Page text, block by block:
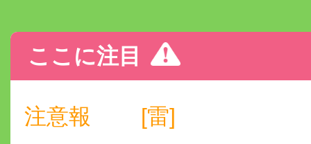
ここに注目
注意報 [雷]